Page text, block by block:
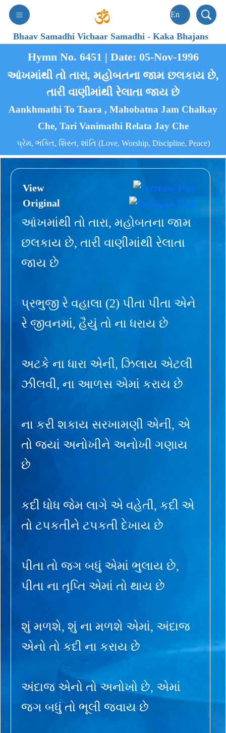
Bhaav Samadhi Vichaar Samadhi-Kaka Bhajans
Hymn No. 6451 | Date: 05-Nov-1996
આંખમાંથી તો તારા, મહોબતના જામ છલકાય છે,
તારી વાણીમાંથી રેલાતા જાય છે
Aankhmathi To Taara , Mahobatna Jam Chalkay
Che, Tari Vanimathi Relata Jay Che
પ્રેમ, ભક્તિ, શિસ્ત, શાંતિ (Love, Worship, Discipline, Peace)
View
Original
આંખમાંથી તો તારા, મહોબતના જામ
છલકાય છે, તારી વાણીમાંથી રેલાતા
જાય છે
પ્રભુજી રે વહાલા (2) પીતા પીતા એને
રે જીવનમાં, હૈયું તો ના ધરાય છે
અટકે ના ધારા એની, ઝિલાય એટલી
ઝીલવી, ના આળસ એમાં કરાય છે
ના કરી શકાય સરખામણી એની, એ
તો જ્યાં અનોખીને અનોખી ગણાય
છે
કદી ધોધ જેમ લાગે એ વહેતી, કદી એ
તો ટપકતીને ટપકતી દેખાય છે
પીતા તો જગ બધું એમાં ભુલાય છે,
પીતા ના તૃપ્તિ એમાં તો થાય છે
શું મળશે, શું ના મળશે એમાં, અંદાજ
એનો તો કદી ના કરાય છે
અંદાજ એનો તો અનોખો છે, એમાં
જગ બધું તો ભૂલી જવાય છે